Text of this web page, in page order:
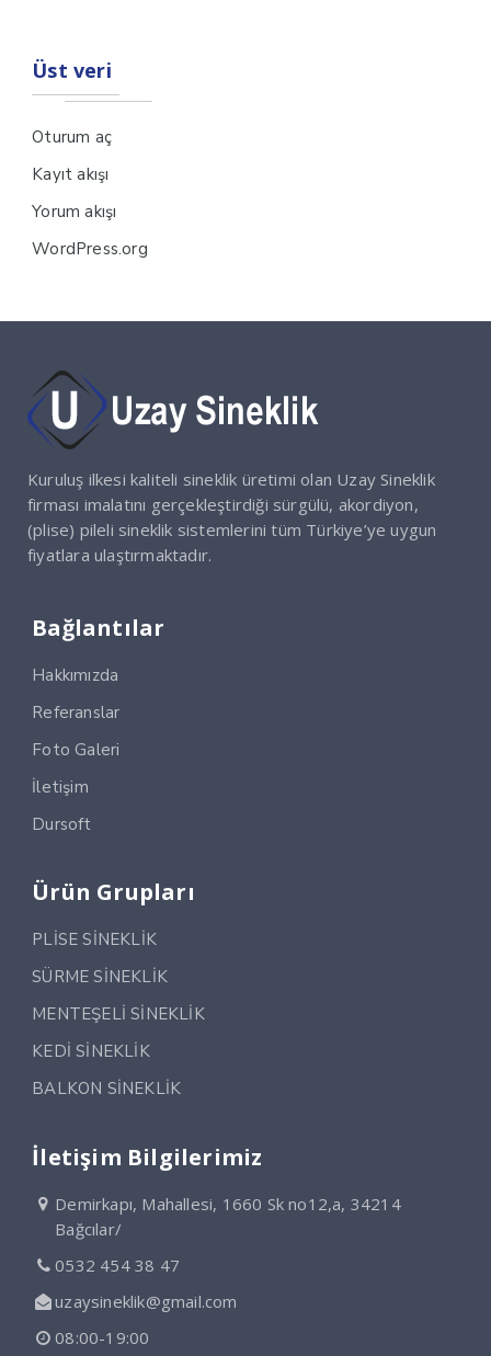
Üst veri
Oturum aç
Kayıt akışı
Yorum akışı
WordPress.org
Kuruluş ilkesi kaliteli sineklik üretimi olan Uzay Sineklik
firması imalatını gerçekleştirdiği sürgülü, akordiyon,
(plise) pileli sineklik sistemlerini tüm Türkiye’ye uygun
fiyatlara ulaştırmaktadır.
Bağlantılar
Hakkımızda
Referanslar
Foto Galeri
İletişim
Dursoft
Ürün Grupları
PLİSE SİNEKLİK
SÜRME SİNEKLİK
MENTEŞELİ SİNEKLİK
KEDİ SİNEKLİK
BALKON SİNEKLİK
İletişim Bilgilerimiz
Demirkapı, Mahallesi, 1660 Sk no12,a, 34214
Bağcılar/
0532 454 38 47
uzaysineklik@gmail.com
08:00-19:00